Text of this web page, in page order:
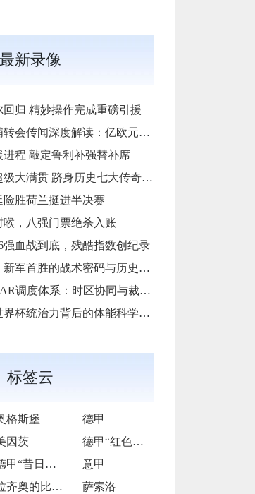
最新录像
归 精妙操作完成重磅引援
解读：亿欧元报价背后的战略博弈与市场逻辑‌
程 敲定鲁利补强替补席
大满贯 跻身历史七大传奇之列
险胜荷兰挺进半决赛
喉，八强门票绝杀入账
强血战到底，残酷指数创纪录
军首胜的战术密码与历史镜鉴
系：时区协同与裁判人力配置优化策略
杯统治力背后的体能科学破译
标签云
格斯堡
德甲
因茨
德甲“红色旋风”的激情逐梦征途
德甲“昔日王者”的跌宕复兴长卷
意甲
拉齐奥的比赛之路 萨索洛